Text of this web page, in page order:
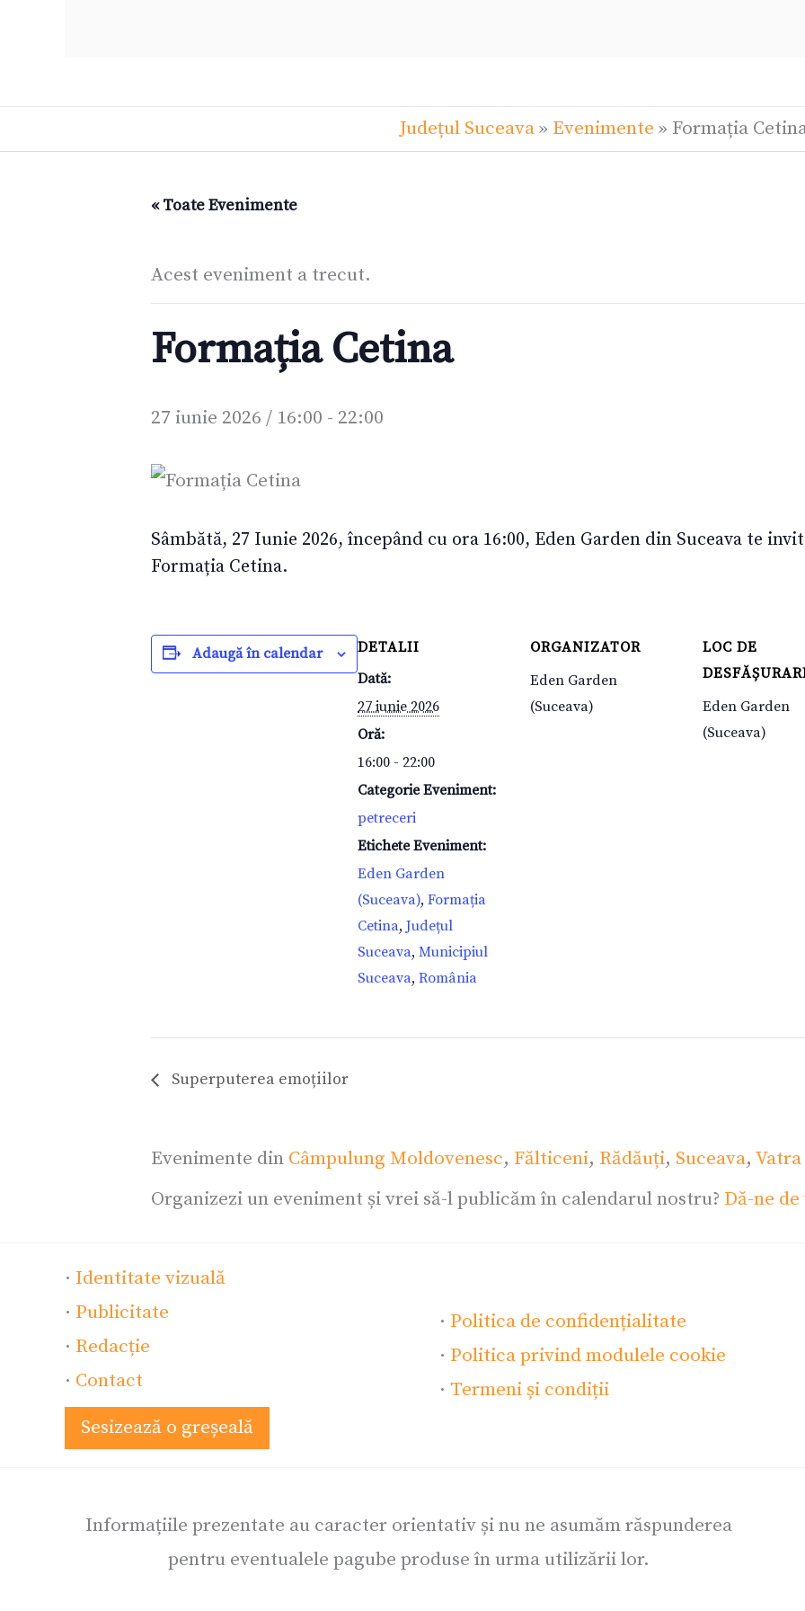
Județul Suceava» Evenimente » Formația
« Toate Evenimente
Acest eveniment a trecut.
Formația Cetina
27 iunie 2026 / 16:00 - 22:00
Sâmbătă, 27 Iunie 2026, începând cu ora 16:00, Eden Garden din Suceava te
Formația Cetina.
Adaugă în calendar
DETALII
Dată:
27 iunie 2026
Oră:
16:00 - 22:00
Categorie Eveniment:
petreceri
Etichete Eveniment:
Eden Garden
(Suceava), Formația
Cetina, Județul
Suceava, Municipiul
Suceava, România
ORGANIZATOR
Eden Garden
(Suceava)
LOC DE
Eden Garden
(Suceava)
Superputerea emoțiilor
Evenimente din Câmpulung Moldovenesc, Fălticeni, Rădăuți, Suceava,
Organizezi un eveniment și vrei să-l publicăm în calendarul nostru? Dă-ne
· Identitate vizuală
· Publicitate
· Redacție
· Contact
Sesizează o greșeală
· Politica de confidențialitate
· Politica privind modulele cookie
· Termeni și condiții
Informațiile prezentate au caracter orientativ și nu ne asumăm răspunderea
pentru eventualele pagube produse în urma utilizării lor.